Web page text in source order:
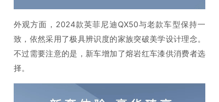
外观方面，2024款英菲尼迪QX50与老款车型保持一
致，依然采用了极具辨识度的家族突破美学设计理念。
不过需要注意的是，新车增加了熔岩红车漆供消费者选
择。